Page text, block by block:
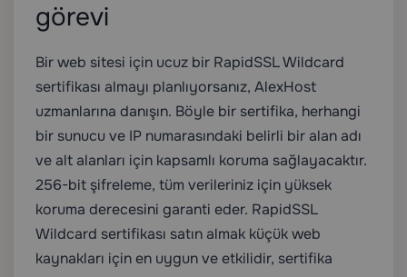
görevi
Bir web sitesi için ucuz bir RapidSSL Wildcard
sertifikası almayı planlıyorsanız, AlexHost
uzmanlarına danışın. Böyle bir sertifika, herhangi
bir sunucu ve IP numarasındaki belirli bir alan adı
ve alt alanları için kapsamlı koruma sağlayacaktır.
256-bit şifreleme, tüm verileriniz için yüksek
koruma derecesini garanti eder. RapidSSL
Wildcard sertifikası satın almak küçük web
kaynakları için en uygun ve etkilidir, sertifika